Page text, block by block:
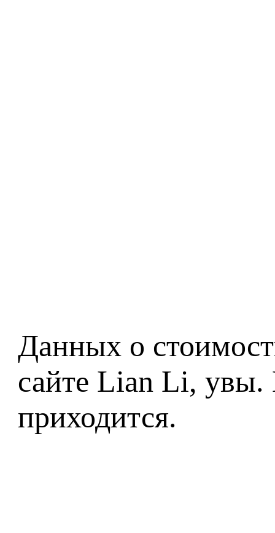
Данных о
сайте Lian Li, увы.
приходится.